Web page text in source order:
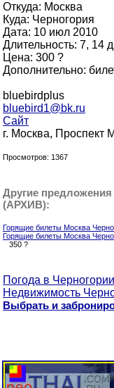
Откуда: Москва
Куда: Черногория
Дата: 10 июл 2010
Длительность: 7, 14
Цена: 300 ?
Дополнительно:
bluebirdplus
bluebird1@bk.ru
Сайт
г. Москва, Проспект
Просмотров: 1367
Другие
(АРХИВ):
Горящие билеты Москва
Горящие билеты Москва
350 ?
Погода в
Недвижимость
Выбрать и